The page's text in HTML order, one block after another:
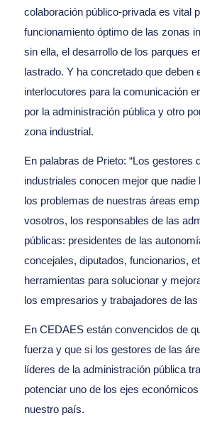
colaboración público-privada es vital
funcionamiento óptimo de las zonas
sin ella, el desarrollo de los parques
lastrado. Y ha concretado que deben
interlocutores para la comunicación
por la administración pública y otro
zona industrial.
En palabras de Prieto: “Los gestores
industriales conocen mejor que
los problemas de nuestras áreas
vosotros, los responsables de las
públicas: presidentes de las
concejales, diputados, funcionarios,
herramientas para solucionar y
los empresarios y trabajadores de
En CEDAES están convencidos de
fuerza y que si los gestores de las
líderes de la administración pública
potenciar uno de los ejes
nuestro país.